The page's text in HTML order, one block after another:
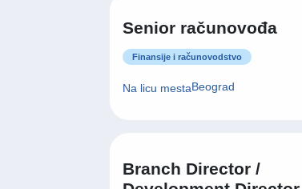
Senior računovođa
Finansije i računovodstvo
Na licu mestaBeograd
Branch Director /